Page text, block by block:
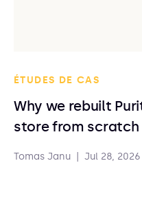
ÉTUDES DE CAS
Why we rebuilt
store from scratch
Tomas Janu Jul 28, 2026